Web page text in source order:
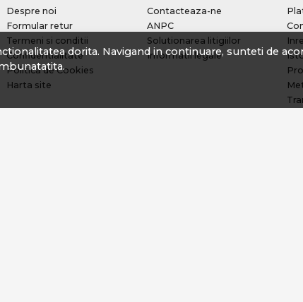
dorita. Navigand in continuare, sunteti de
Despre noi
Formular retur
Termeni si conditii
Confidentialitate
Politica de Cookies
Harta site
Contacteaza-ne
ANPC
Solutionarea litigiilor
Informatii legale